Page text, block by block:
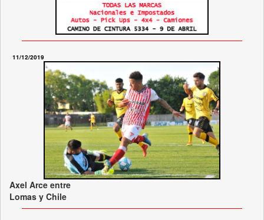
11/12/2019
Axel Arce entre
Lomas y Chile